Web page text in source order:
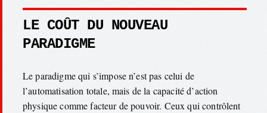
LE COÛT DU NOUVEAU
PARADIGME
Le paradigme qui s’impose n’est pas celui de
l’automatisation totale, mais de la capacité d’action
physique comme facteur de pouvoir. Ceux qui contrôlent